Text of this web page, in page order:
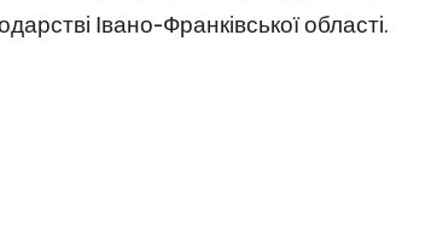
Івано-Франківської області.